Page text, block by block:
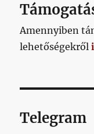
Amennyiben
lehetőségekről
Telegram